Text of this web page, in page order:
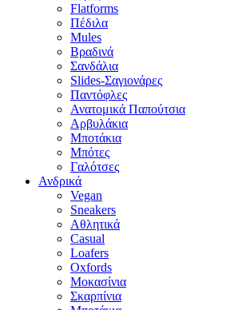
Flatforms
Πέδιλα
Mules
Βραδινά
Σανδάλια
Slides-Σαγιονάρες
Παντόφλες
Ανατομικά Παπούτσια
Αρβυλάκια
Μποτάκια
Μπότες
Γαλότσες
Ανδρικά
Vegan
Sneakers
Αθλητικά
Casual
Loafers
Oxfords
Μοκασίνια
Σκαρπίνια